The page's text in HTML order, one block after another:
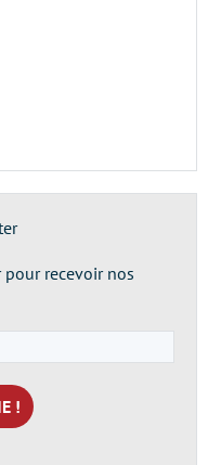
recevoir nos